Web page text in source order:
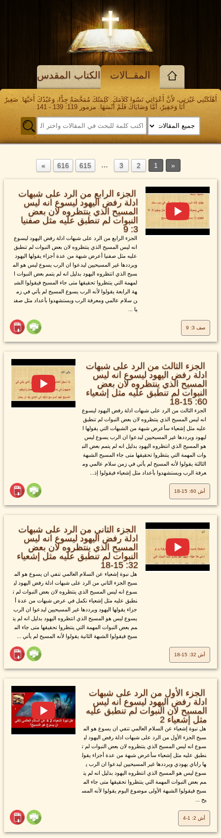
المقــالات الكتاب المقدس
أَهْلَكَتْنِي غَيْرَتِي، لأَنَّ أَعْدَائِي نَسُوا كَلاَمَكَ. كَلِمَتُكَ مُمَحَّصَةٌ جِدًّا، وَعَبْدُكَ أَحَبَّهَا. صَغِيرٌ
أَنَا وَحَقِيرٌ، أَمَّا وَصَايَاكَ فَلَمْ أَنْسَهَا. مزمور 119: 139 - 141
1
2
3
…
615
616
الجزء الرابع من الرد على شبهات
ادلة رفض اليهود ليسوع انه ليس
المسيح الذي ينتظروه لان بعض
النبوات لم تنطبق عليه مثل صفنيا
3: 9
الجزء الرابع من الرد على شبهات ادلة رفض اليهود ليسوع
انه ليس المسيح الذي ينتظروه لان بعض النبوات لم تنطبق
عليه مثل صفنيا أعرض شبهة من عدة أجزاء يقولها اليهود
ويرددها غير المسيحيين ليدعوا ان الرب يسوع ليس هو الم
سيح الذي انتظروه اليهود بدليل انه لم يتمم بعض النبوات ا
لمهمة التي ينتظروا تحقيقها متى جاء المسيح فيقولوا الشب
هة الرابعة يقولوا لأنه الرب يسوع المسيح لم يأتي في زم
ن سلام عالمي ومعرفة الرب ويستشهدوا بأعداد مثل صفن
يا ...
صف 3: 9
الجزء الثالث من الرد على شبهات
ادلة رفض اليهود ليسوع انه ليس
المسيح الذي ينتظروه لان بعض
النبوات لم تنطبق عليه مثل إشعياء
60: 15-18
الجزء الثالث من الرد على شبهات ادلة رفض اليهود ليسوع
انه ليس المسيح الذي ينتظروه لان بعض النبوات لم تنطبق
عليه مثل إشعياء سأعرض شبهة من الشبهات التي يقولها ا
ليهود ويرددها غير المسيحيين ليدعوا ان الرب يسوع ليس
هو المسيح الذي انتظروه اليهود بدليل انه لم يتمم بعض النب
وات المهمة التي ينتظروا تحقيقها متى جاء المسيح الشبهة
الثالثة يقولوا لأنه المسيح لم يأتي في زمن سلام عالمي وم
عرفة الرب ويستشهدوا بأعداد مثل إشعياء فيقولوا إذ...
أش 60: 15-18
الجزء الثاني من الرد على شبهات
ادلة رفض اليهود ليسوع انه ليس
المسيح الذي ينتظروه لان بعض
النبوات لم تنطبق عليه مثل إشعياء
32: 15-18
هل نبوة إشعياء عن السلام العالمي تنفي ان يسوع هو الم
سيح الجزء الثاني من الرد على شبهات ادلة رفض اليهود لي
سوع انه ليس المسيح الذي ينتظروه لان بعض النبوات لم ت
نطبق عليه مثل إشعياء نكمل في عرض شبهات من عدة أ
جزاء يقولها اليهود ويرددها غير المسيحيين ليدعوا ان الرب
يسوع ليس هو المسيح الذي انتظروه اليهود بدليل انه لم يت
مم بعض النبوات المهمة التي ينتظروا تحقيقها متى جاء الم
سيح فيقولوا الشبهة الثانية يقولوا لأنه المسيح لم يأتي ...
أش 32: 15-18
الجزء الأول من الرد على شبهات
ادلة رفض اليهود ليسوع انه ليس
المسيح لان النبوات لم تنطبق عليه
مثل إشعياء 2
هل نبوة إشعياء عن السلام العالمي تنفي ان يسوع هو الم
سيح الجزء الأول من الرد على شبهات ادلة رفض اليهود لي
سوع انه ليس المسيح الذي ينتظروه لان بعض النبوات لم ت
نطبق عليه مثل إشعياء سأعرض شبهة من عدة أجزاء يقول
ها راباي يهودي ويرددها غير المسيحيين ليدعوا ان الرب ي
سوع ليس هو المسيح الذي انتظروه اليهود بدليل انه لم يت
مم بعض النبوات المهمة التي ينتظروا تحقيقها متى جاء الم
سيح فيقولوا الشبهة الأولى موضوع اليوم يقولوا لأنه المس
يح ...
أش 2: 1-4